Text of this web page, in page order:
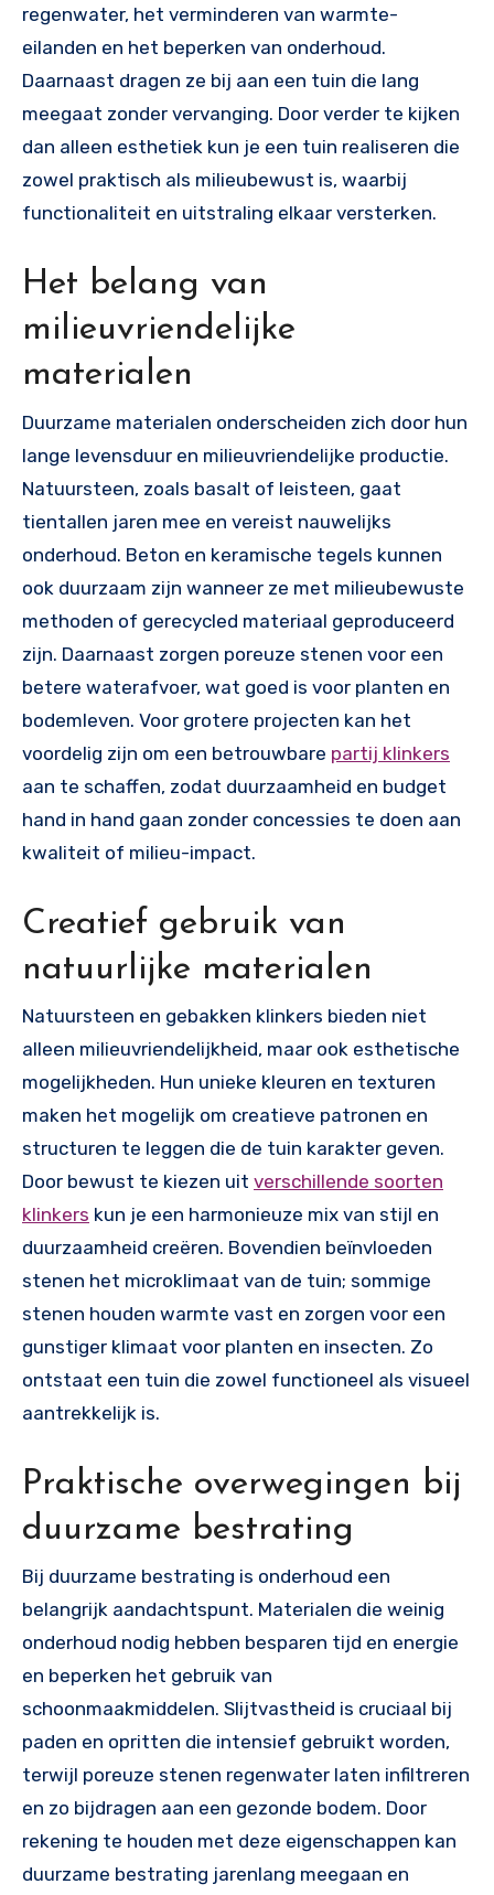
regenwater, het verminderen van warmte-
eilanden en het beperken van onderhoud.
Daarnaast dragen ze bij aan een tuin die lang
meegaat zonder vervanging. Door verder te kijken
dan alleen esthetiek kun je een tuin realiseren die
zowel praktisch als milieubewust is, waarbij
functionaliteit en uitstraling elkaar versterken.
Het belang van
milieuvriendelijke
materialen
Duurzame materialen onderscheiden zich door hun
lange levensduur en milieuvriendelijke productie.
Natuursteen, zoals basalt of leisteen, gaat
tientallen jaren mee en vereist nauwelijks
onderhoud. Beton en keramische tegels kunnen
ook duurzaam zijn wanneer ze met milieubewuste
methoden of gerecycled materiaal geproduceerd
zijn. Daarnaast zorgen poreuze stenen voor een
betere waterafvoer, wat goed is voor planten en
bodemleven. Voor grotere projecten kan het
voordelig zijn om een betrouwbare partij klinkers
aan te schaffen, zodat duurzaamheid en budget
hand in hand gaan zonder concessies te doen aan
kwaliteit of milieu-impact.
Creatief gebruik van
natuurlijke materialen
Natuursteen en gebakken klinkers bieden niet
alleen milieuvriendelijkheid, maar ook esthetische
mogelijkheden. Hun unieke kleuren en texturen
maken het mogelijk om creatieve patronen en
structuren te leggen die de tuin karakter geven.
Door bewust te kiezen uit verschillende soorten
klinkers kun je een harmonieuze mix van stijl en
duurzaamheid creëren. Bovendien beïnvloeden
stenen het microklimaat van de tuin; sommige
stenen houden warmte vast en zorgen voor een
gunstiger klimaat voor planten en insecten. Zo
ontstaat een tuin die zowel functioneel als visueel
aantrekkelijk is.
Praktische overwegingen bij
duurzame bestrating
Bij duurzame bestrating is onderhoud een
belangrijk aandachtspunt. Materialen die weinig
onderhoud nodig hebben besparen tijd en energie
en beperken het gebruik van
schoonmaakmiddelen. Slijtvastheid is cruciaal bij
paden en opritten die intensief gebruikt worden,
terwijl poreuze stenen regenwater laten infiltreren
en zo bijdragen aan een gezonde bodem. Door
rekening te houden met deze eigenschappen kan
duurzame bestrating jarenlang meegaan en